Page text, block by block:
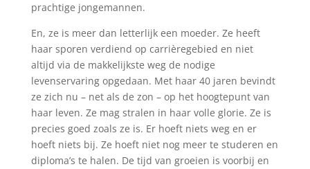
prachtige jongemannen.
En, ze is meer dan letterlijk een moeder. Ze heeft
haar sporen verdiend op carrièregebied en niet
altijd via de makkelijkste weg de nodige
levenservaring opgedaan. Met haar 40 jaren bevindt
ze zich nu – net als de zon – op het hoogtepunt van
haar leven. Ze mag stralen in haar volle glorie. Ze is
precies goed zoals ze is. Er hoeft niets weg en er
hoeft niets bij. Ze hoeft niet nog meer te studeren en
diploma’s te halen. De tijd van groeien is voorbij en